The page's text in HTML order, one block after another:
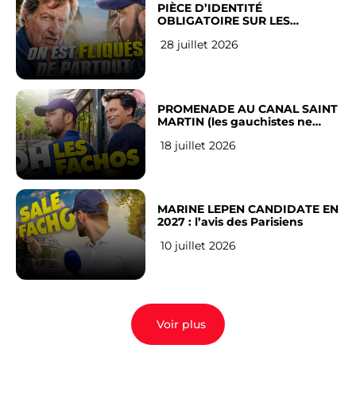
PIÈCE D’IDENTITÉ
OBLIGATOIRE SUR LES
Français
28 juillet 2026
PROMENADE AU CANAL SAINT
MARTIN (les gauchistes ne
18 juillet 2026
MARINE LEPEN CANDIDATE EN
2027 : l’avis des Parisiens
10 juillet 2026
Voir plus